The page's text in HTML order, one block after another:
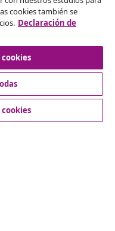
cookies también se
Declaración de